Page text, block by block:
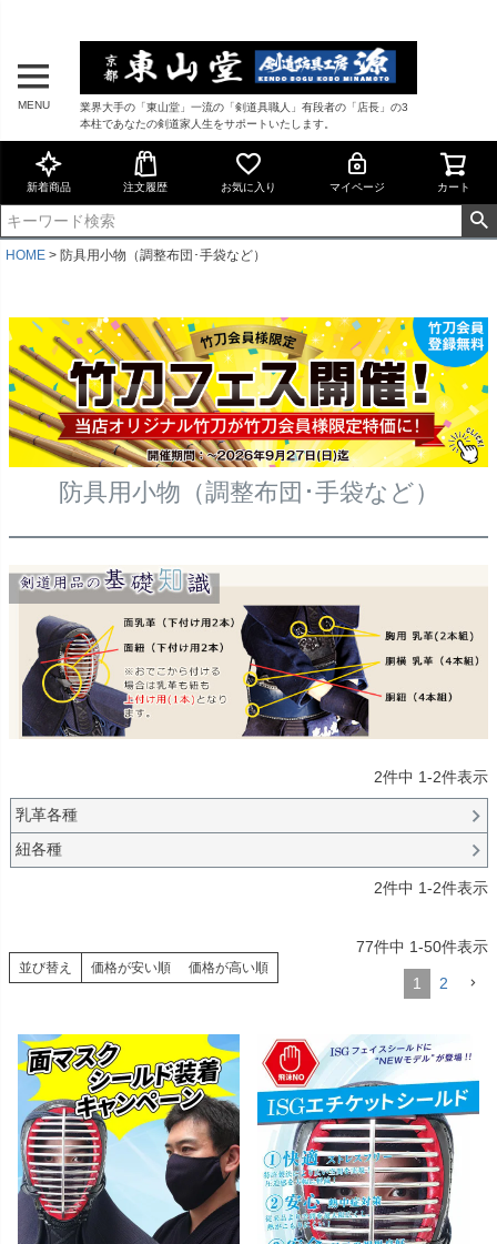
MENU
業界大手の「東山堂」一流の「剣道具職人」有段者の「店長」の3
本柱であなたの剣道家人生をサポートいたします。
新着商品 注文履歴 お気に入り マイページ カート
HOME 防具用小物（調整布団･手袋など）
防具用小物（調整布団･手袋など）
2件中 1-2件表示
乳革各種
紐各種
2件中 1-2件表示
並び替え 価格が安い順 価格が高い順
77件中 1-50件表示
1 2